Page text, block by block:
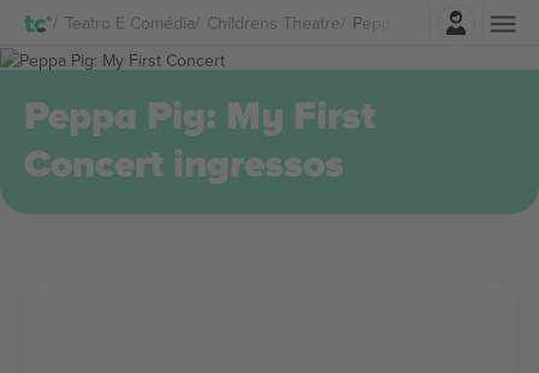
Teatro E Comédia Childrens Theatre Peppa Pig: My First
Entrar
Peppa Pig: My First
Concert ingressos